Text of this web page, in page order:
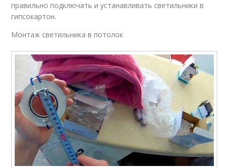
правильно подключать и устанавливать светильники в
гипсокартон.
Монтаж светильника в потолок